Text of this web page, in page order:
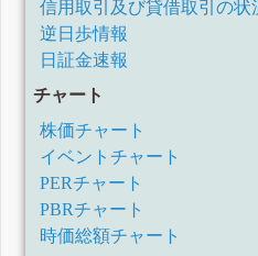
有価証券報告書-第140期(平成
訂正四半期報告書-第140期第3
30年12月31日)
30年9月30日)
30年6月30日)
訂正有価証券報告書-第139期(
31日)
訂正四半期報告書-第139期第3
29年12月31日)
訂正四半期報告書-第139期第2
29年9月30日)
信用取引及び貸借取引の状
逆日歩情報
日証金速報
チャート
株価チャート
イベントチャート
PERチャート
PBRチャート
時価総額チャート